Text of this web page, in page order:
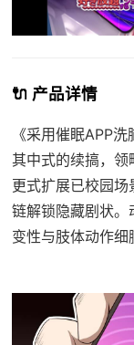
🔌 产品详情
《采用催眠APP
其中式的续搞，领
更式扩展已校园场
链解锁隐藏剧状
变性与肢体动作细